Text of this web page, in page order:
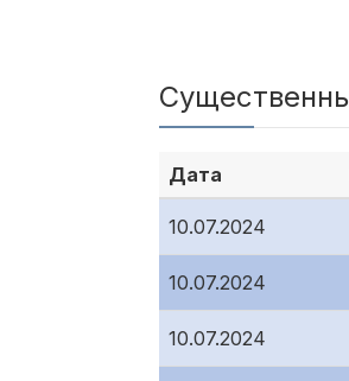
Дата
10.07.2024
10.07.2024
10.07.2024